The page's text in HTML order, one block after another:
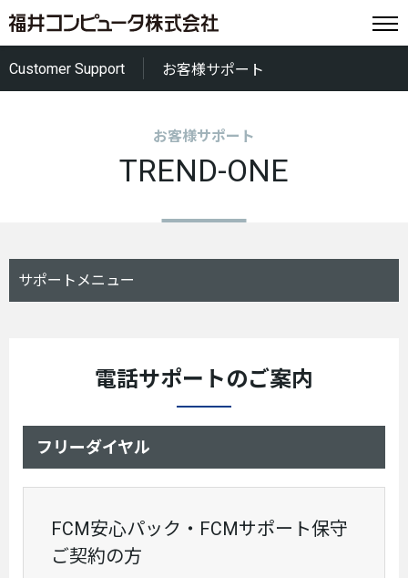
Customer Support お客様サポート
お客様サポート
TREND-ONE
サポートメニュー
電話サポートのご案内
フリーダイヤル
FCM安心パック・FCMサポート保守
ご契約の方